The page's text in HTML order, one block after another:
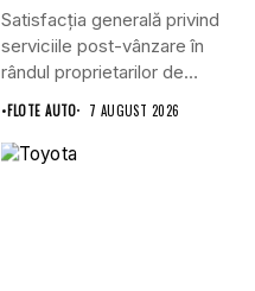
Satisfacția generală privind
serviciile post-vânzare în
rândul proprietarilor de
vehicule cu energie...
•FLOTE AUTO 7 AUGUST 2026